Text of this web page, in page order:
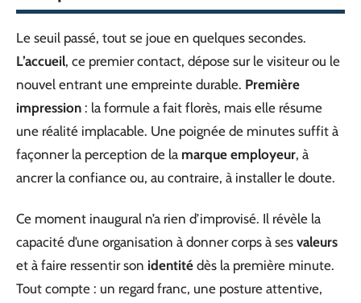
Le seuil passé, tout se joue en quelques secondes.
L’accueil, ce premier contact, dépose sur le visiteur ou le
nouvel entrant une empreinte durable. Première
impression : la formule a fait florès, mais elle résume
une réalité implacable. Une poignée de minutes suffit à
façonner la perception de la marque employeur, à
ancrer la confiance ou, au contraire, à installer le doute.
Ce moment inaugural n’a rien d’improvisé. Il révèle la
capacité d’une organisation à donner corps à ses valeurs
et à faire ressentir son identité dès la première minute.
Tout compte : un regard franc, une posture attentive,